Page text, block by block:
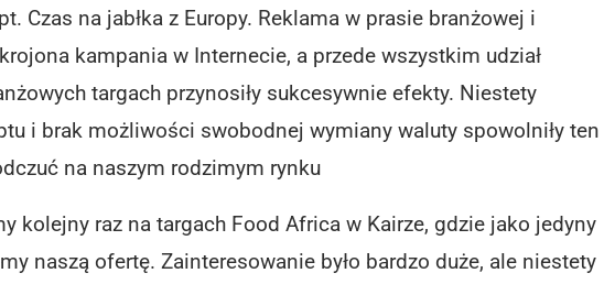
Czas na jabłka z Europy. Reklama w prasie branżowej i
kampania w Internecie, a przede wszystkim udział
targach przynosiły sukcesywnie efekty. Niestety
i brak możliwości swobodnej wymiany waluty spowolniły ten
na naszym rodzimym rynku
kolejny raz na targach Food Africa w Kairze, gdzie jako jedyny
naszą ofertę. Zainteresowanie było bardzo duże, ale niestety